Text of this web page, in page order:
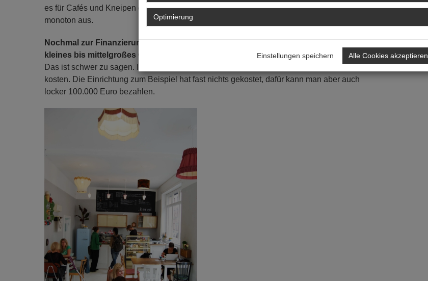
es für Cafés und Kneipen gibt, kann ich nicht leiden. Alle sehen gleich langweilig und
monoton aus.
Nochmal zur Finanzierung: Welches Budget braucht man, wenn man ein solches
kleines bis mittelgroßes Café eröffnen möchte?
Das ist schwer zu sagen. Ich bin sehr gut darin, Dinge schön zu machen, die nichts
kosten. Die Einrichtung zum Beispiel hat fast nichts gekostet, dafür kann man aber auch
locker 100.000 Euro bezahlen.
Optimierung
Einstellungen speichern Alle Cookies akzeptieren